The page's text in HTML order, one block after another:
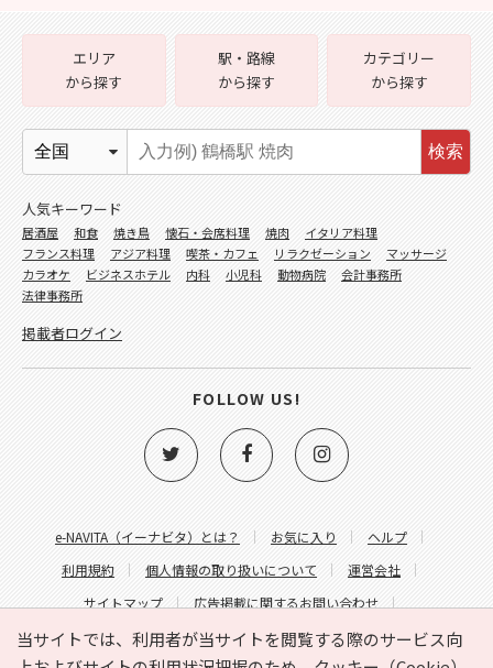
当サイトでは、利用者が当サイトを閲覧する際のサービス向
e-NAVITA（イーナビタ）とは？ お気に入り
ヘルプ
利用規約
個人情報の取り扱いについて
運営会社
サイトマップ
広告掲載に関するお問い合わせ
サイトの内容に関するお問い合わせ
エリア
から探す
駅・路線
から探す
カテゴリー
から探す
検索
人気キーワード
居酒屋 和食 焼き鳥 懐石・会席料理 焼肉
イタリア料理
フランス料理
アジア料理 喫茶・カフェ リラクゼーション
マッサージ
カラオケ
ビジネスホテル 内科 小児科 動物病院
会計事務所
法律事務所
掲載者ログイン
FOLLOW US!